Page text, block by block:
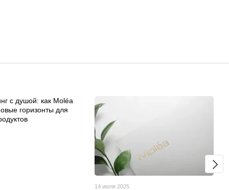
14 июля 2025